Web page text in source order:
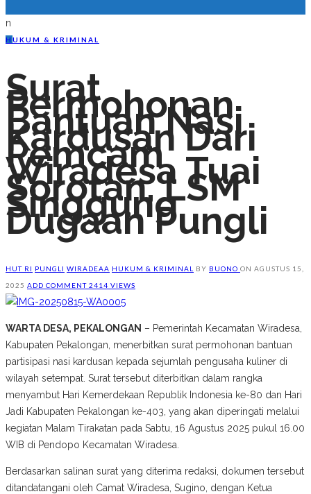
n
H UKUM & KRIMINAL
Surat
Permohonan
Bantuan Nasi
Kardusan Dari
Pemcam
Wiradesa Tuai
Sorotan, LSM
Singgung
Dugaan Pungli
HUT RI PUNGLI WIRADEAA HUKUM & KRIMINAL BY BUONO ON AGUSTUS 15,
2025 ADD COMMENT 2414 VIEWS
WARTA DESA, PEKALONGAN – Pemerintah Kecamatan Wiradesa,
Kabupaten Pekalongan, menerbitkan surat permohonan bantuan
partisipasi nasi kardusan kepada sejumlah pengusaha kuliner di
wilayah setempat. Surat tersebut diterbitkan dalam rangka
menyambut Hari Kemerdekaan Republik Indonesia ke-80 dan Hari
Jadi Kabupaten Pekalongan ke-403, yang akan diperingati melalui
kegiatan Malam Tirakatan pada Sabtu, 16 Agustus 2025 pukul 16.00
WIB di Pendopo Kecamatan Wiradesa.
Berdasarkan salinan surat yang diterima redaksi, dokumen tersebut
ditandatangani oleh Camat Wiradesa, Sugino, dengan Ketua